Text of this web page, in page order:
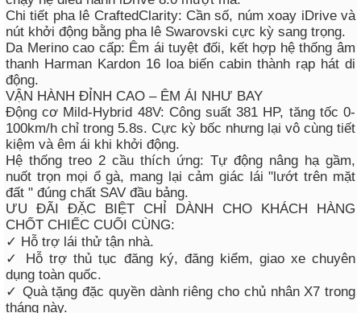
Chi tiết pha lê CraftedClarity: Cần số, núm xoay iDrive và
nút khởi động bằng pha lê Swarovski cực kỳ sang trọng.
Da Merino cao cấp: Êm ái tuyệt đối, kết hợp hệ thống âm
thanh Harman Kardon 16 loa biến cabin thành rạp hát di
động.
VẬN HÀNH ĐỈNH CAO – ÊM ÁI NHƯ BAY
Động cơ Mild-Hybrid 48V: Công suất 381 HP, tăng tốc 0-
100km/h chỉ trong 5.8s. Cực kỳ bốc nhưng lại vô cùng tiết
kiệm và êm ái khi khởi động.
Hệ thống treo 2 cầu thích ứng: Tự động nâng hạ gầm,
nuốt trọn mọi ổ gà, mang lại cảm giác lái "lướt trên mặt
đất " đúng chất SAV đầu bảng.
ƯU ĐÃI ĐẶC BIỆT CHỈ DÀNH CHO KHÁCH HÀNG
CHỐT CHIẾC CUỐI CÙNG:
✓ Hỗ trợ lái thử tận nhà.
✓ Hỗ trợ thủ tục đăng ký, đăng kiểm, giao xe chuyên
dụng toàn quốc.
✓ Quà tặng đặc quyền dành riêng cho chủ nhân X7 trong
tháng này.